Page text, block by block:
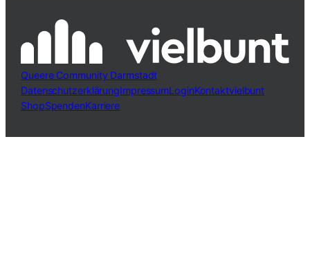
Queere Community Darmstadt
DatenschutzerklärungImpressumLoginKontaktvielbunt
ShopSpendenKarriere